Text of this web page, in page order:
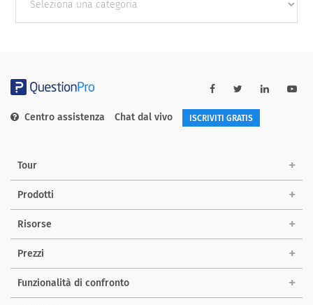
categories
Centro assistenza Chat dal vivo ISCRIVITI GRATIS
Tour
Prodotti
Risorse
Prezzi
Funzionalità di confronto